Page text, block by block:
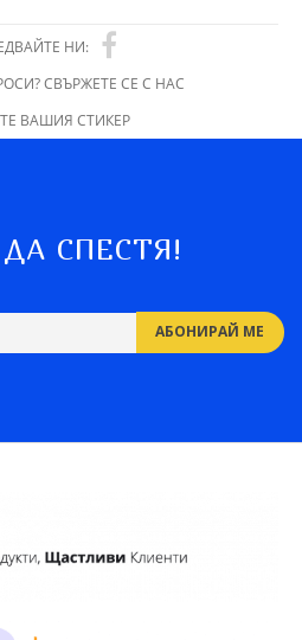
НИ:
СВЪРЖЕТЕ СЕ С НАС
ВАШИЯ СТИКЕР
СПЕСТЯ!